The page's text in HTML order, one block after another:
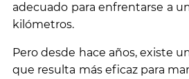
adecuado para enfrentarse a
kilómetros.
Pero desde hace años, existe
que resulta más eficaz para